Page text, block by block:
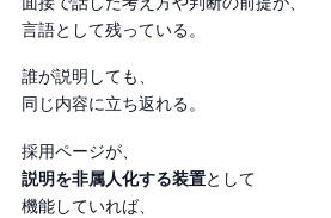
言語として残っている。
誰が説明しても、
同じ内容に立ち返れる。
採用ページが、
説明を非属人化する装置として
機能していれば、